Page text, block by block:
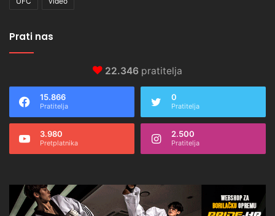
Prati nas
22.346 pratitelja
15.866
Pratitelja
0
Pratitelja
3.980
Pretplatnika
2.500
Pratitelja